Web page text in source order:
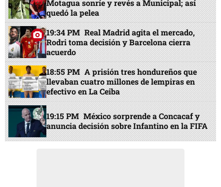
Motagua sonríe y revés a Municipal; así
quedó la pelea
19:34 PM Real Madrid agita el mercado,
Rodri toma decisión y Barcelona cierra
acuerdo
18:55 PM A prisión tres hondureños que
llevaban cuatro millones de lempiras en
efectivo en La Ceiba
19:15 PM México sorprende a Concacaf y
anuncia decisión sobre Infantino en la FIFA